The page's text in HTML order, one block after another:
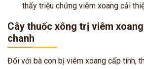
thấy triệu chứng viêm xoang cải
Cây thuốc xông trị viêm
chanh
Đối với bà con bị viêm xoang cấp tính,